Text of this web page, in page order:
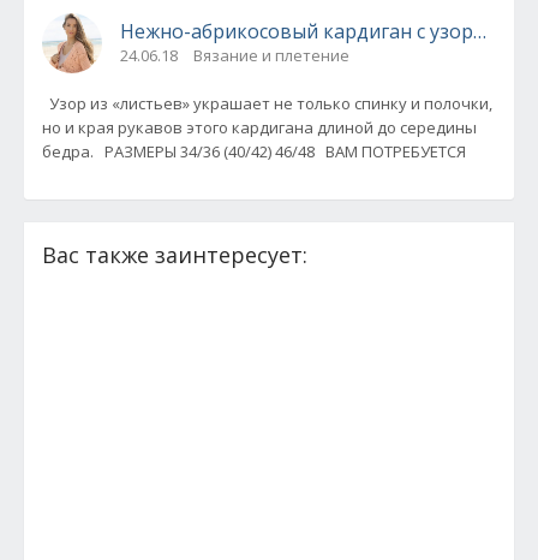
Нежно-абрикосовый кардиган с узором из
24.06.18 Вязание и плетение
Узор из «листьев» украшает не только спинку и полочки,
но и края рукавов этого кардигана длиной до середины
бедра. РАЗМЕРЫ 34/36 (40/42) 46/48 ВАМ ПОТРЕБУЕТСЯ
Вас также заинтересует: